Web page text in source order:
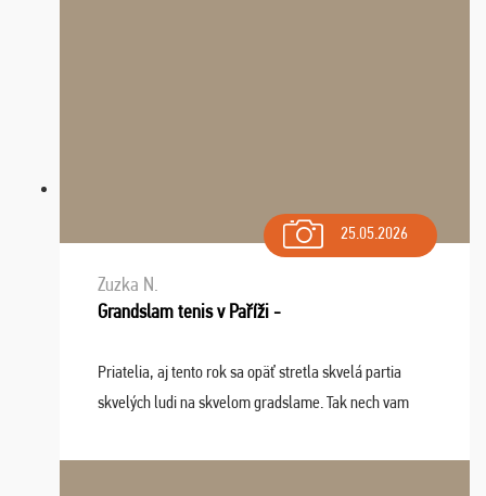
25.05.2026
Zuzka N.
Grandslam tenis v Paříži -
Priatelia, aj tento rok sa opäť stretla skvelá partia
skvelých ludi na skvelom gradslame. Tak nech vam
sa na budúci rok. Prajem vam este veľa ta ...